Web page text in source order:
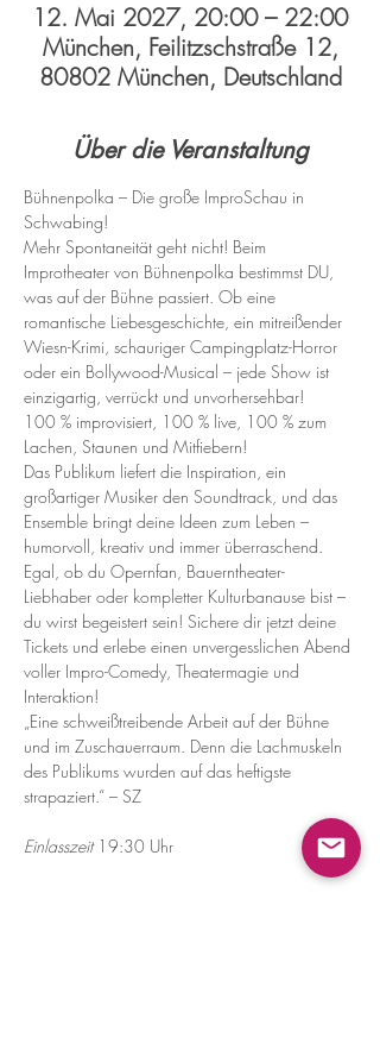
12. Mai 2027, 20:00 – 22:00
München, Feilitzschstraße 12,
80802 München, Deutschland
Über die Veranstaltung
Bühnenpolka – Die große ImproSchau in
Schwabing!
Mehr Spontaneität geht nicht! Beim
Improtheater von Bühnenpolka bestimmst DU,
was auf der Bühne passiert. Ob eine
romantische Liebesgeschichte, ein mitreißender
Wiesn-Krimi, schauriger Campingplatz-Horror
oder ein Bollywood-Musical – jede Show ist
einzigartig, verrückt und unvorhersehbar!
100 % improvisiert, 100 % live, 100 % zum
Lachen, Staunen und Mitfiebern!
Das Publikum liefert die Inspiration, ein
großartiger Musiker den Soundtrack, und das
Ensemble bringt deine Ideen zum Leben –
humorvoll, kreativ und immer überraschend.
Egal, ob du Opernfan, Bauerntheater-
Liebhaber oder kompletter Kulturbanause bist –
du wirst begeistert sein! Sichere dir jetzt deine
Tickets und erlebe einen unvergesslichen Abend
voller Impro-Comedy, Theatermagie und
Interaktion!
„Eine schweißtreibende Arbeit auf der Bühne
und im Zuschauerraum. Denn die Lachmuskeln
des Publikums wurden auf das heftigste
strapaziert.“ – SZ
Einlasszeit 19:30 Uhr